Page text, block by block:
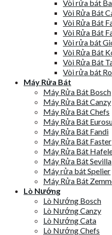
Vòi rửa bát
Vòi Rửa Bát
Vòi Rửa Bát
Vòi Rửa Bát
Vòi rửa bát
Vòi Rửa Bát
Vòi Rửa Bát
Vòi rửa bát
Máy Rửa Bát
Máy Rửa Bát Bosch
Máy Rửa Bát Canzy
Máy Rửa Bát Chefs
Máy Rửa Bát
Máy Rửa Bát Fandi
Máy Rửa Bát Faster
Máy Rửa Bát
Máy Rửa Bát Sevilla
Máy rửa bát Spelier
Máy Rửa Bát
Lò Nướng
Lò Nướng Bosch
Lò Nướng Canzy
Lò Nướng Cata
Lò Nướng Chefs